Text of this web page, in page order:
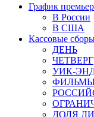
График премьер
В России
В США
Кассовые
ДЕНЬ
ЧЕТВЕРГ
УИК-
ДОЛЯ